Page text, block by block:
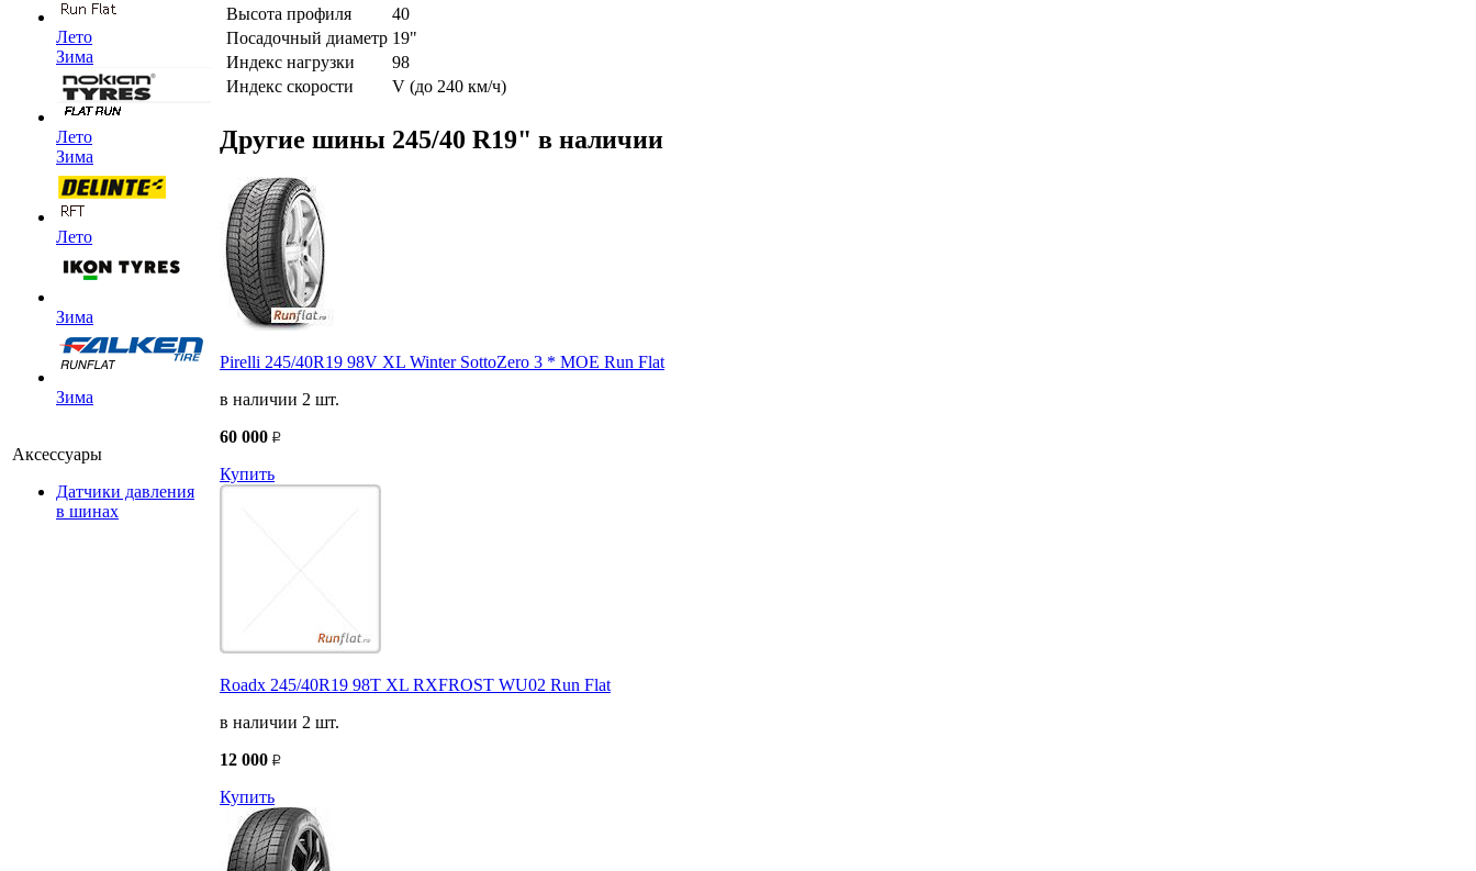
Лето
Зима
Лето
Зима
Лето
Зима
Зима
Аксессуары
Датчики давления
в шинах
Высота профиля
40
Посадочный диаметр 19"
Индекс нагрузки
98
Индекс скорости
V (до 240 км/ч)
Другие шины 245/40 R19" в наличии
Pirelli 245/40R19 98V XL Winter SottoZero 3 * MOE Run Flat
в наличии 2 шт.
60 000
Купить
Roadx 245/40R19 98T XL RXFROST WU02 Run Flat
в наличии 2 шт.
12 000
Купить